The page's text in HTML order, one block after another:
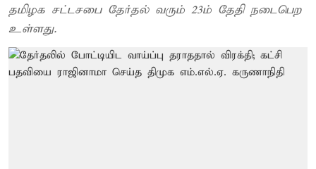
தமிழக சட்டசபை தேர்தல் வரும் 23ம் தேதி நடைபெற
உள்ளது.